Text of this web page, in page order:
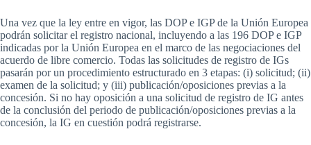
Una vez que la ley entre en vigor, las DOP e IGP de la Unión Europea
podrán solicitar el registro nacional, incluyendo a las 196 DOP e IGP
indicadas por la Unión Europea en el marco de las negociaciones del
acuerdo de libre comercio. Todas las solicitudes de registro de IGs
pasarán por un procedimiento estructurado en 3 etapas: (i) solicitud; (ii)
examen de la solicitud; y (iii) publicación/oposiciones previas a la
concesión. Si no hay oposición a una solicitud de registro de IG antes
de la conclusión del periodo de publicación/oposiciones previas a la
concesión, la IG en cuestión podrá registrarse.